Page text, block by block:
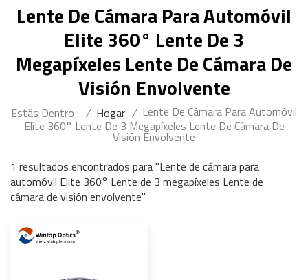
Lente De Cámara Para Automóvil
Elite 360° Lente De 3
Megapíxeles Lente De Cámara De
Visión Envolvente
Estás Dentro : / Hogar / Lente De Cámara Para Automóvil
Elite 360° Lente De 3 Megapíxeles Lente De Cámara De
Visión Envolvente
1 resultados encontrados para "Lente de cámara para
automóvil Elite 360° Lente de 3 megapíxeles Lente de
cámara de visión envolvente"